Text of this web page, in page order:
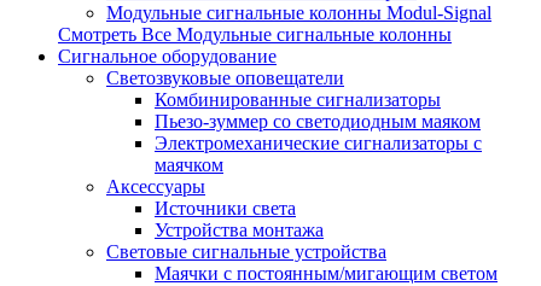
Модульные сигнальные колонны Modul-Signal
Смотреть Все Модульные сигнальные колонны
Сигнальное оборудование
Светозвуковые оповещатели
Комбинированные сигнализаторы
Пьезо-зуммер со светодиодным маяком
Электромеханические сигнализаторы с
маячком
Аксессуары
Источники света
Устройства монтажа
Световые сигнальные устройства
Маячки с постоянным/мигающим светом